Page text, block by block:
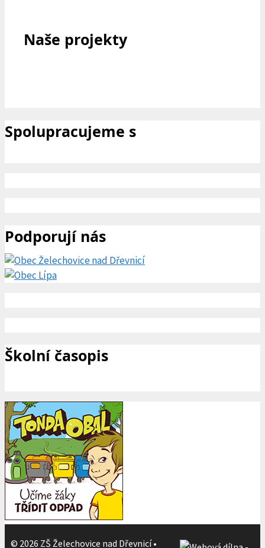
Naše projekty
Spolupracujeme s
Podporují nás
Školní časopis
© 2026 ZŠ Želechovice nad Dřevnicí•